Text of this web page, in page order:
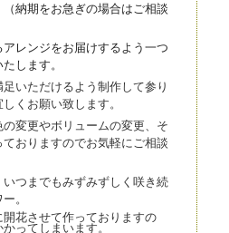
納期をお急ぎの場合はご相談
レンジをお届けするよう一つ
します。
いただけるよう制作して参り
くお願い致します。
変更やボリュームの変更、そ
おりますのでお気軽にご相談
つまでもみずみずしく咲き続
。
花させて作っておりますの
ってしまいます。